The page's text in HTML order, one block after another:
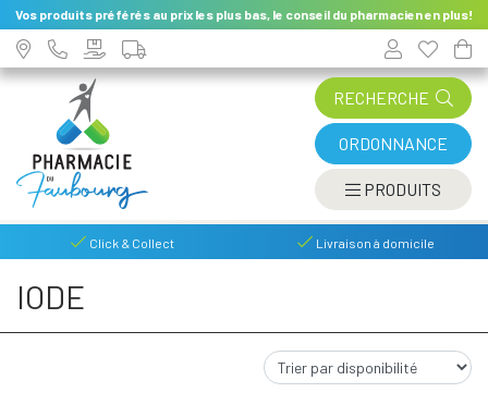
Vos produits préférés au prix les plus bas, le conseil du pharmacien en plus!
RECHERCHE
ORDONNANCE
PRODUITS
Click & Collect Livraison à domicile
IODE